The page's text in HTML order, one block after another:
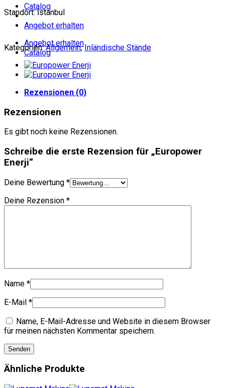
Catalog
Angebot erhalten
Angebot erhalten
Catalog
Standort: İstanbul
Kategorien:Allgemein,Inländische Stände
Rezensionen (0)
Rezensionen
Es gibt noch keine Rezensionen.
Schreibe die erste Rezension für „Europower
Enerji“
Deine Bewertung *
Deine Rezension *
Name *
E-Mail *
Name, E-Mail-Adresse und Website in diesem Browser
für meinen nächsten Kommentar speichern.
Ähnliche Produkte